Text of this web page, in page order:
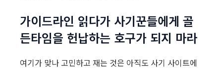
가이드라인 읽다가 사기꾼들에게 골
든타임을 헌납하는 호구가 되지 마라
여기가 맞나 고민하고 재는 것은 아직도 사기 사이트에